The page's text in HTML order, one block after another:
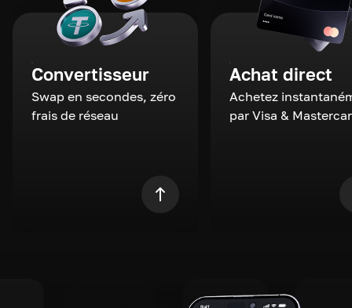
Convertisseur
Swap en secondes, zéro
frais de réseau
Achat direct
Achetez
par Visa &